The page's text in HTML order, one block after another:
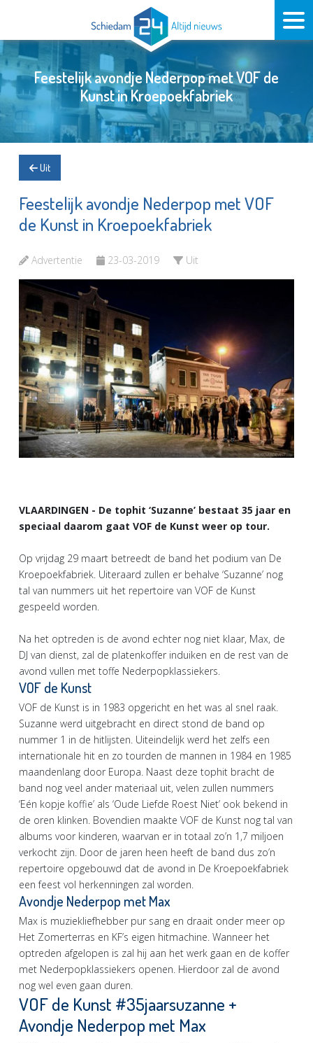
Feestelijk avondje Nederpop met VOF de
Kunst in Kroepoekfabriek
Uit
Feestelijk avondje Nederpop met VOF
de Kunst in Kroepoekfabriek
Advertentie 23-03-2019 Uit
VLAARDINGEN - De tophit ‘Suzanne’ bestaat 35 jaar en
speciaal daarom gaat VOF de Kunst weer op tour.
Op vrijdag 29 maart betreedt de band het podium van De
Kroepoekfabriek. Uiteraard zullen er behalve ‘Suzanne’ nog
tal van nummers uit het repertoire van VOF de Kunst
gespeeld worden.
Na het optreden is de avond echter nog niet klaar, Max, de
DJ van dienst, zal de platenkoffer induiken en de rest van de
avond vullen met toffe Nederpopklassiekers.
VOF de Kunst
VOF de Kunst is in 1983 opgericht en het was al snel raak.
Suzanne werd uitgebracht en direct stond de band op
nummer 1 in de hitlijsten. Uiteindelijk werd het zelfs een
internationale hit en zo tourden de mannen in 1984 en 1985
maandenlang door Europa. Naast deze tophit bracht de
band nog veel ander materiaal uit, velen zullen nummers
‘Eén kopje koffie’ als ‘Oude Liefde Roest Niet’ ook bekend in
de oren klinken. Bovendien maakte VOF de Kunst nog tal van
albums voor kinderen, waarvan er in totaal zo’n 1,7 miljoen
verkocht zijn. Door de jaren heen heeft de band dus zo’n
repertoire opgebouwd dat de avond in De Kroepoekfabriek
een feest vol herkenningen zal worden.
Avondje Nederpop met Max
Max is muziekliefhebber pur sang en draait onder meer op
Het Zomerterras en KF’s eigen hitmachine. Wanneer het
optreden afgelopen is zal hij aan het werk gaan en de koffer
met Nederpopklassiekers openen. Hierdoor zal de avond
nog wel even gaan duren.
VOF de Kunst #35jaarsuzanne +
Avondje Nederpop met Max